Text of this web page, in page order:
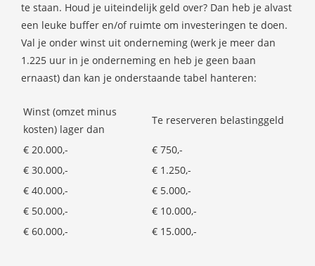
te staan. Houd je uiteindelijk geld over? Dan heb je alvast
een leuke buffer en/of ruimte om investeringen te doen.
Val je onder winst uit onderneming (werk je meer dan
1.225 uur in je onderneming en heb je geen baan
ernaast) dan kan je onderstaande tabel hanteren:
Winst (omzet minus
kosten) lager dan
Te reserveren belastinggeld
€ 20.000,-
€ 750,-
€ 30.000,-
€ 1.250,-
€ 40.000,-
€ 5.000,-
€ 50.000,-
€ 10.000,-
€ 60.000,-
€ 15.000,-